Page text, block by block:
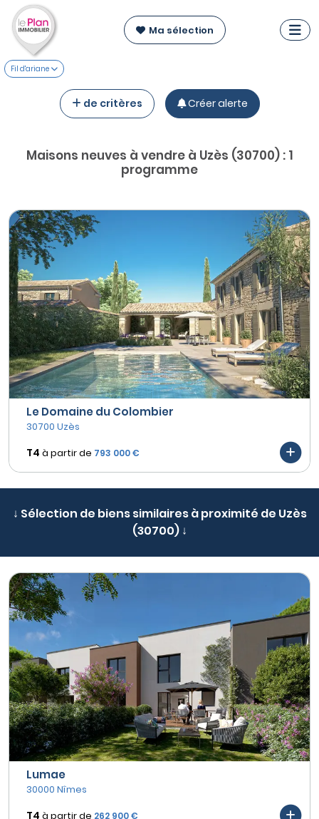
Ma sélection
Fil d'ariane
de critères Créer alerte
Maisons neuves à vendre à Uzès (30700) : 1
programme
Le Domaine du Colombier
30700 Uzès
T4 à partir de 793 000 €
↓ Sélection de biens similaires à proximité de Uzès
(30700) ↓
Lumae
30000 Nîmes
T4 à partir de 262 900 €